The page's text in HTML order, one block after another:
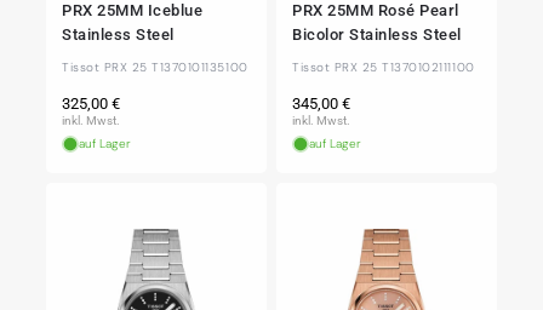
PRX 25MM Iceblue
Stainless Steel
Tissot PRX 25 T1370101135100
Normaler
Preis
325,00 €
inkl. Mwst.
auf Lager
PRX 25MM Rosé Pearl
Bicolor Stainless Steel
Tissot PRX 25 T1370102111100
Normaler
Preis
345,00 €
inkl. Mwst.
auf Lager